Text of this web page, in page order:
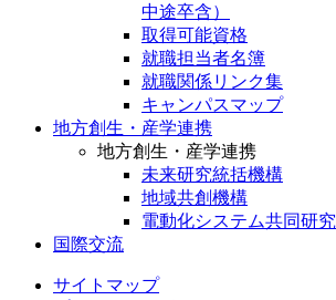
中途卒含）
取得可能資格
就職担当者名簿
就職関係リンク集
キャンパスマップ
地方創生・産学連携
地方創生・産学連携
未来研究統括機構
地域共創機構
電動化システム共同研
国際交流
サイトマップ